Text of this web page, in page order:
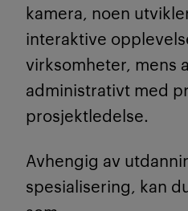
kamera, noen
interaktive
virksomheter, mens
administrativt med
prosjektledelse.
Avhengig av
spesialisering, kan